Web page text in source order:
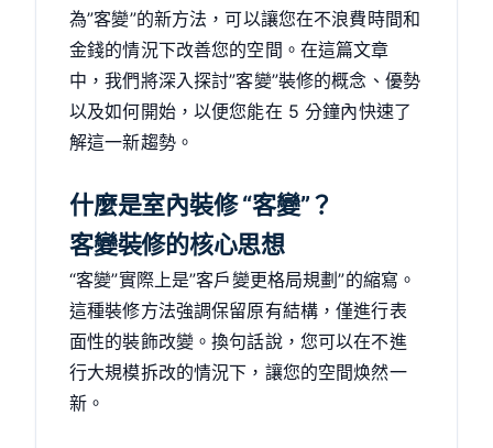
為”客變”的新方法，可以讓您在不浪費時間和
金錢的情況下改善您的空間。在這篇文章
中，我們將深入探討”客變”裝修的概念、優勢
以及如何開始，以便您能在 5 分鐘內快速了
解這一新趨勢。
什麼是室內裝修 “客變”？
客變裝修的核心思想
“客變”實際上是”客戶變更格局規劃”的縮寫。
這種裝修方法強調保留原有結構，僅進行表
面性的裝飾改變。換句話說，您可以在不進
行大規模拆改的情況下，讓您的空間焕然一
新。